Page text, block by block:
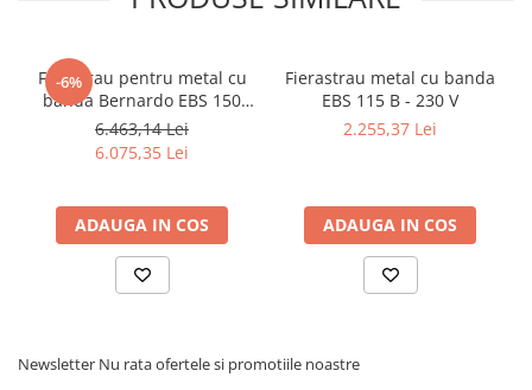
-6%
Ferastrau pentru metal cu
banda Bernardo EBS 150
GC
6.463,14 Lei
6.075,35 Lei
ADAUGA IN COS
Fierastrau metal cu banda
EBS 115 B - 230 V
2.255,37 Lei
ADAUGA IN COS
Newsletter Nu rata ofertele si promotiile noastre